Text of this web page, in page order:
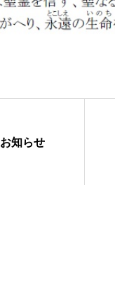
知らせ